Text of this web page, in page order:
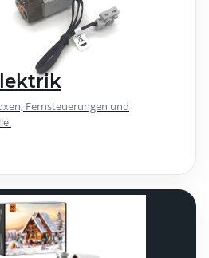
Fernsteuerungen und